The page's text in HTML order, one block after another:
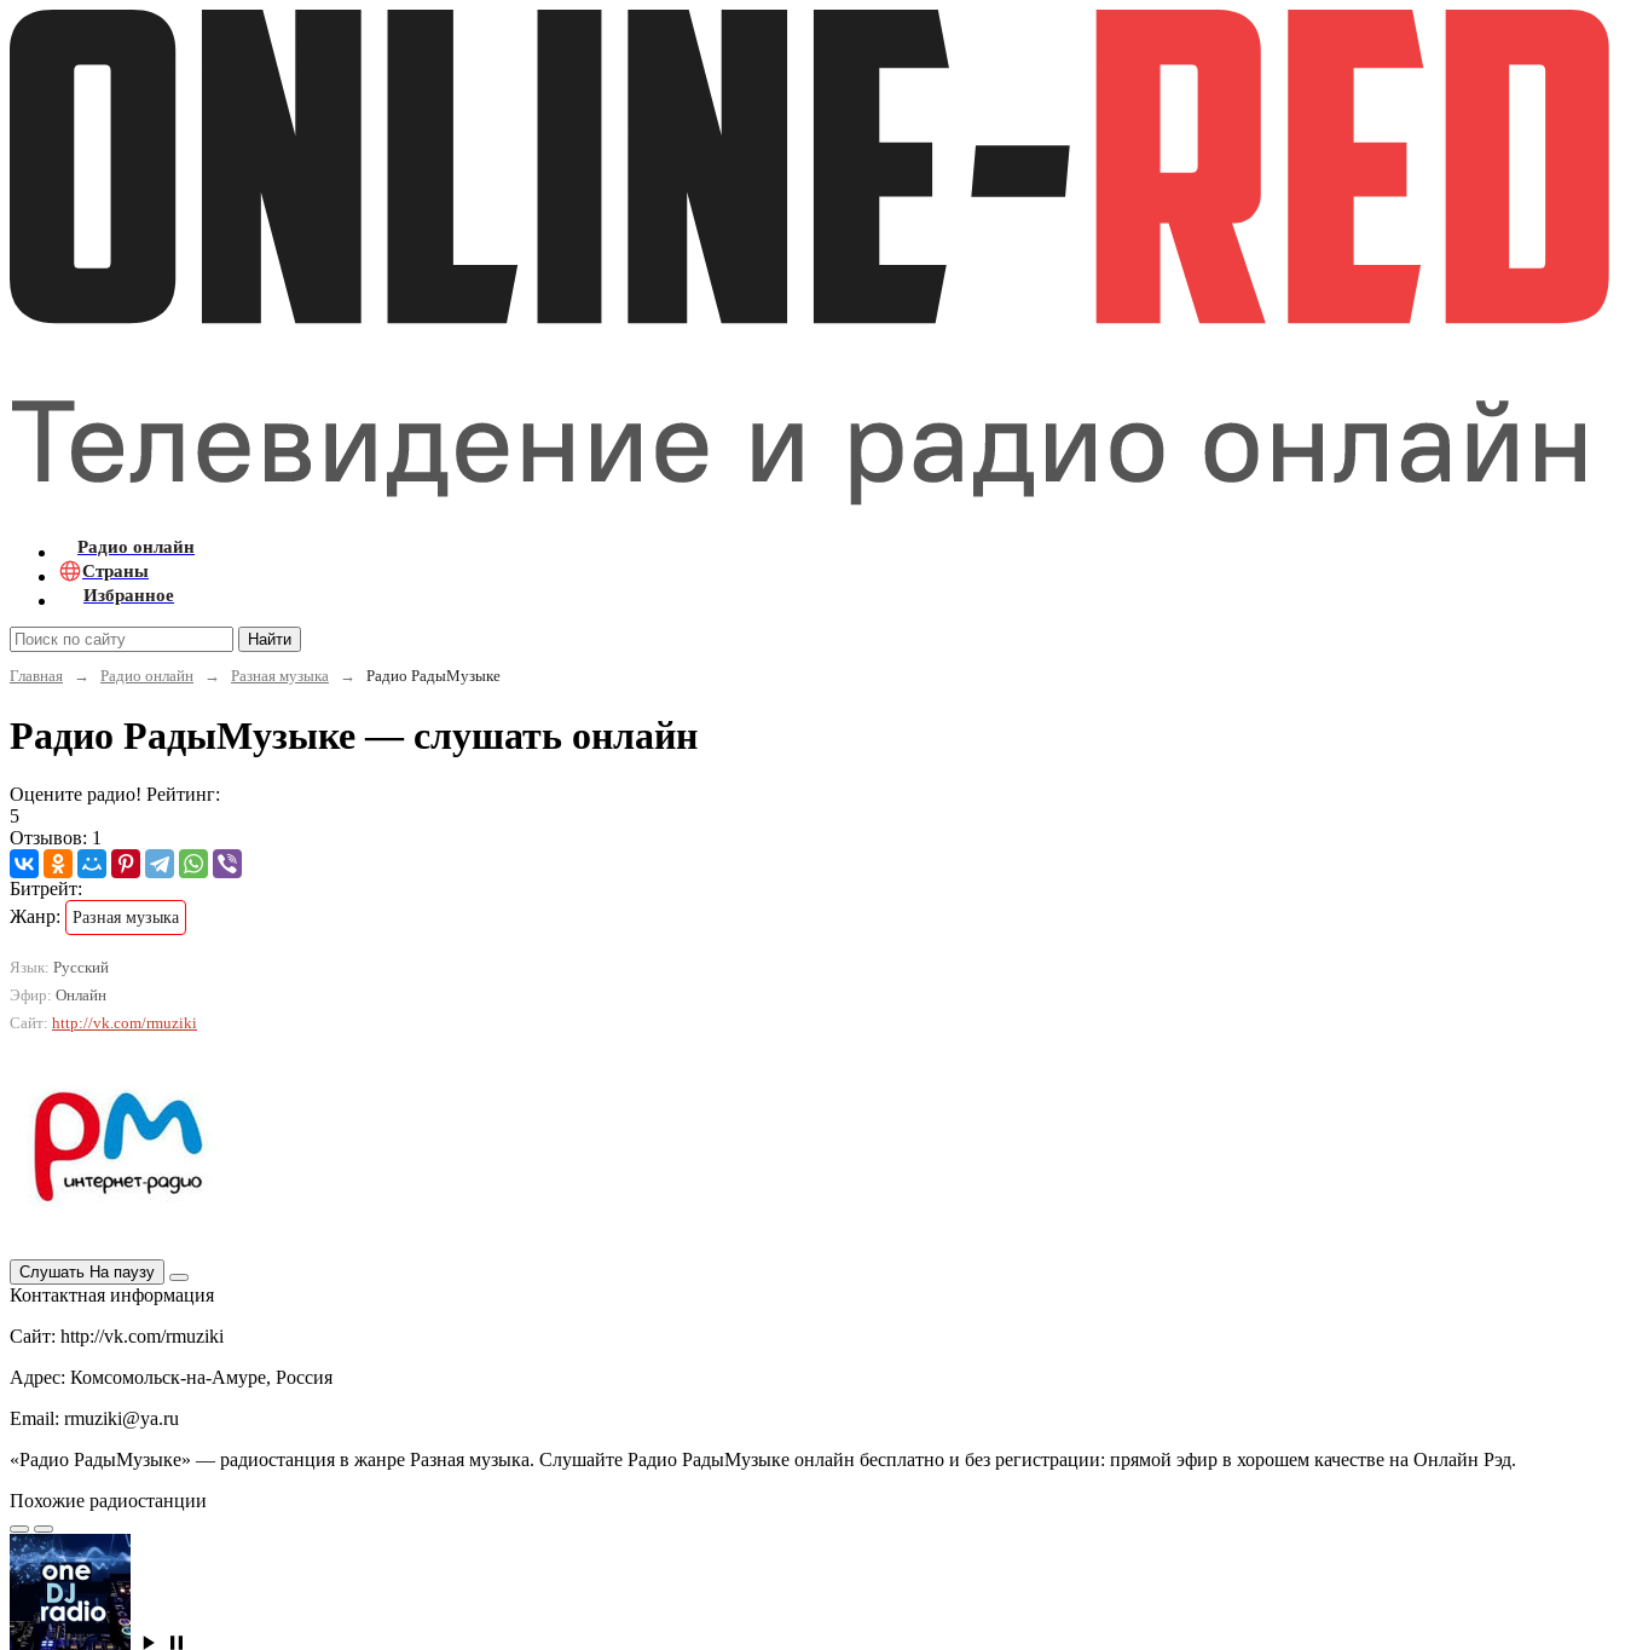
Радио онлайн
Страны
Избранное
Найти
Главная
→ Радио онлайн → Разная музыка → Радио РадыМузыке
Радио РадыМузыке — слушать онлайн
Оцените радио! Рейтинг:
5
Отзывов: 1
Битрейт:
Жанр:
Разная музыка
Язык: Русский
Эфир: Онлайн
Сайт: http://vk.com/rmuziki
Слушать На паузу
Контактная информация
Сайт: http://vk.com/rmuziki
Адрес: Комсомольск-на-Амуре, Россия
Email: rmuziki@ya.ru
«Радио РадыМузыке» — радиостанция в жанре Разная музыка. Слушайте Радио РадыМузыке онлайн бесплатно и без регистрации: прямой эфир в хорошем качестве на Онлайн Рэд.
Похожие радиостанции